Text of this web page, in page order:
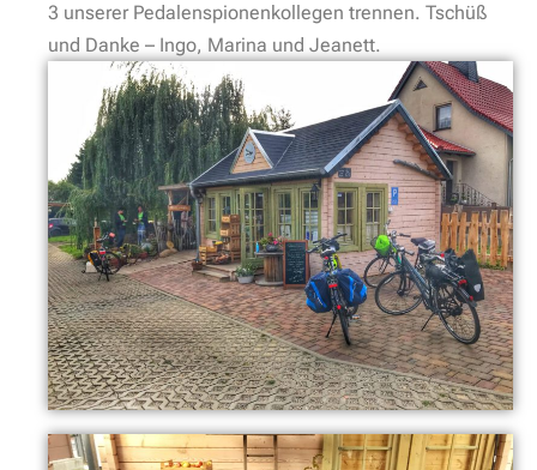
3 unserer Pedalenspionenkollegen trennen. Tschüß
und Danke – Ingo, Marina und Jeanett.